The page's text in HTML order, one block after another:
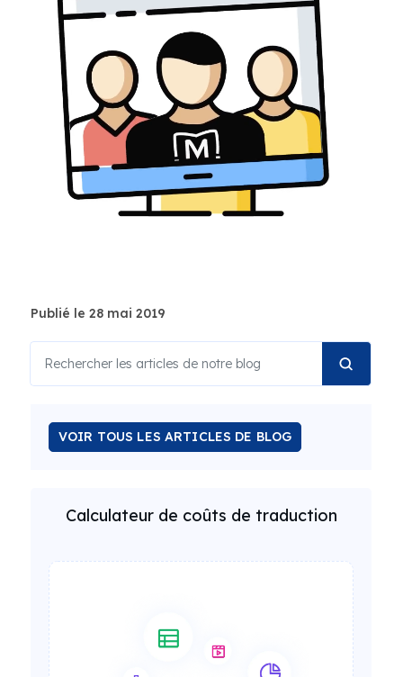
Publié le 28 mai 2019
VOIR TOUS LES ARTICLES DE BLOG
Calculateur de coûts de traduction